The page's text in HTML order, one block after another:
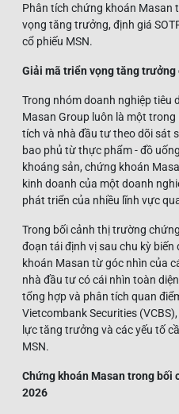
Phân tích chứng khoán Masan
vọng tăng trưởng, định giá
cổ phiếu MSN.
Giải mã triển vọng tăng trưởng
Trong nhóm doanh nghiệp tiêu
Masan Group luôn là một
tích và nhà đầu tư theo dõi sát
bao phủ từ thực phẩm - đồ
khoáng sản, chứng khoán
kinh doanh của một doanh
phát triển của nhiều lĩnh vực
Trong bối cảnh thị trường
đoạn tái định vị sau chu kỳ
khoán Masan từ góc nhìn của
nhà đầu tư có cái nhìn toàn
tổng hợp và phân tích quan
Vietcombank Securities
lực tăng trưởng và các yếu tố
MSN.
Chứng khoán Masan trong bối
2026